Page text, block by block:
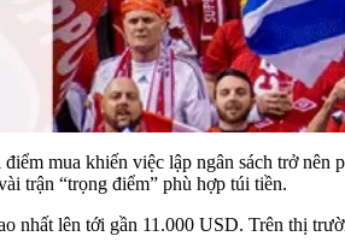
mua khiến việc lập ngân sách trở
trận “trọng điểm” phù hợp túi tiền.
nhất lên tới gần 11.000 USD. Trên thị